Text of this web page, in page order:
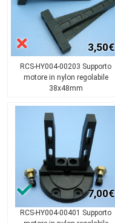
3,50€
RCS-HY004-00203 Supporto
motore in nylon regolabile
38x48mm
7,00€
RCS-HY004-00401 Supporto